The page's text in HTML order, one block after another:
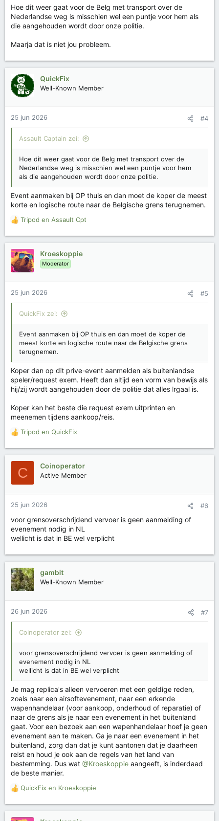
Hoe dit weer gaat voor de Belg met transport over de
Nederlandse weg is misschien wel een puntje voor hem als
die aangehouden wordt door onze politie.
Maarja dat is niet jou probleem.
QuickFix
Well-Known Member
25 jun 2026 #4
Assault Captain zei:
Hoe dit weer gaat voor de Belg met transport over de
Nederlandse weg is misschien wel een puntje voor hem
als die aangehouden wordt door onze politie.
Event aanmaken bij OP thuis en dan moet de koper de meest
korte en logische route naar de Belgische grens terugnemen.
W
r
d
e
i
n
g
Tripod en Assault Cpt
Kroeskoppie
Moderator
25 jun 2026 #5
QuickFix zei:
Event aanmaken bij OP thuis en dan moet de koper de
meest korte en logische route naar de Belgische grens
terugnemen.
Koper dan op dit prive-event aanmelden als buitenlandse
speler/request exem. Heeft dan altijd een vorm van bewijs als
hij/zij wordt aangehouden door de politie dat alles lrgaal is.
Koper kan het beste die request exem uitprinten en
meenemen tijdens aankoop/reis.
W
r
i
n
e
n
:
Tripod en QuickFix
C Coinoperator
Active Member
25 jun 2026 #6
voor grensoverschrijdend vervoer is geen aanmelding of
evenement nodig in NL
wellicht is dat in BE wel verplicht
gambit
Well-Known Member
26 jun 2026 #7
Coinoperator zei:
voor grensoverschrijdend vervoer is geen aanmelding of
evenement nodig in NL
wellicht is dat in BE wel verplicht
Je mag replica's alleen vervoeren met een geldige reden,
zoals naar een airsoftevenement, naar een erkende
wapenhandelaar (voor aankoop, onderhoud of reparatie) of
naar de grens als je naar een evenement in het buitenland
gaat. Voor een bezoek aan een wapenhandelaar hoef je geen
evenement aan te maken. Ga je naar een evenement in het
buitenland, zorg dan dat je kunt aantonen dat je daarheen
reist en houd je ook aan de regels van het land van
bestemming. Dus wat @Kroeskoppie aangeeft, is inderdaad
de beste manier.
W
r
QuickFix en Kroeskoppie